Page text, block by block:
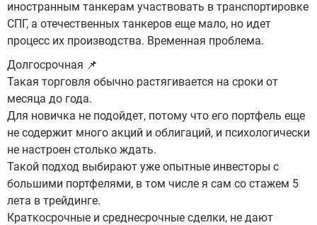
иностранным танкерам участвовать в транспортировке
СПГ, а отечественных танкеров еще мало, но идет
процесс их производства. Временная проблема.
Долгосрочная 📌
Такая торговля обычно растягивается на сроки от
месяца до года.
Для новичка не подойдет, потому что его портфель еще
не содержит много акций и облигаций, и психологически
не настроен столько ждать.
Такой подход выбирают уже опытные инвесторы с
большими портфелями, в том числе я сам со стажем 5
лета в трейдинге.
Краткосрочные и среднесрочные сделки, не дают